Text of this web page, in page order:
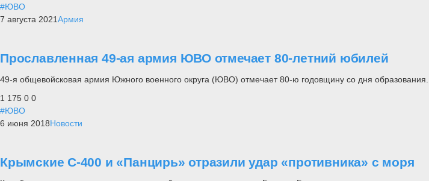
#ЮВО
7 августа 2021Армия
Прославленная 49-ая армия ЮВО отмечает 80-летний юбилей
49-я общевойсковая армия Южного военного округа (ЮВО) отмечает 80-ю годовщину со дня образования.
1 175 0 0
#ЮВО
6 июня 2018Новости
Крымские С-400 и «Панцирь» отразили удар «противника» с моря